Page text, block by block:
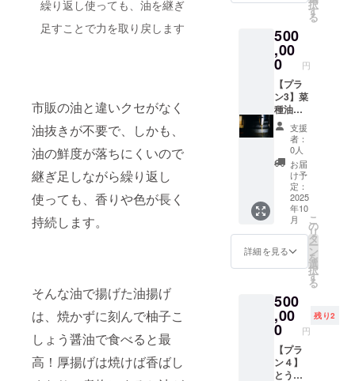
繰り返し使っても、油を継ぎ
足すことで力を取り戻します
市販の油と違いクセがなく
油抜きが不要で、しかも、
油の鮮度が落ちにくいので
継ぎ足しながら繰り返し
使っても、香りや色が長く
持続します。
そんな油で揚げた油揚げ
は、焼かずに刻んで柚子こ
しょう醤油で食べると最
高！厚揚げは焼けば香ばし
方法：
文字の
み、掲
載サイ
ズ 12ポ
イント
（50音
順） ・
支援
時、希
望の方
は備考
欄に掲
載を希
望され
るお名
前とふ
りがな
■プロ
ジェク
ト進捗
レポー
トメー
ルを毎
月送信
本入（
国産大
豆、天
然にが
り、菜
種油）
・「生
揚げ」6
個入り
（ 原材
料:国産
大豆、
天然に
がり、
菜種
油） ・
「もめ
ん豆
腐」1丁
（ 原材
料:国産
天然に
がり）
・「豆
幻郷」1
丁（ 原
材料:国
産青大
は備考
載を希
望され
るお名
前とふ
りがな
をご記
入くだ
さい。
■プロ
ジェク
ト進捗
レポー
トメー
ルを毎
月送信
しま
す。
-----------
--- A.
オープ
ニング
イベン
ト（搾
油見学
と豆腐
料理
付）
※2025
年10月
頃に喜
多方市
内で開
催 B.
油絞り
体験
※2025
年10月
以降に
市内で
開催 C.
見学イ
ベント
（豆腐
料理
付）
便なの
受け取
りの日
程を
メール
で相談
させて
いただ
きま
す。 ※
原材料
及び添
加物等
の食品
表示は
お届け
商品の
ラベル
に表記
されま
す。 商
前には
必ずお
届けの
リター
ンに貼
付され
たラベ
コー
万円
コー
ス、50
万円
コー
ス、100
万円
コース
とで同
じリ
ターン
内容に
なりま
す ■記
念ラベ
ルの菜
種油２
合瓶
（330g)
10本 ■
気持ち
を込め
て、お
礼の
メッ
セージ
をお送
郷」。5
らは、
それに
加えて
「青寄
せ豆
腐」、
「白寄
せ豆
腐」、
「まる
でプリ
ン」、
「豆腐
の味噌
け」、
「五島
の自然
海塩
100g」
は、ク
ラウド
ファン
ディン
グ終了
後から
2024年
トや体
の「招
待
券」、
クラウ
ドファ
ンディ
ング記
念ラベ
ルの菜
種油２
合瓶２
本を送
りま
す。招
待券は
下記
A~Cの
いずれ
か1回で
お使い
けま
す。招
待券は
菜種油
ととも
に発送
しま
択
す
る
500
,00
0 円
【プラ
ン3】菜
種油２
合瓶
（330g)
50万
円コー
ス 出来
上がっ
た菜種
油を２
合瓶に
詰め、
発送し
ます。
クラウ
ンディ
ング記
念ラベ
ル。発
送は、
搾油施
設稼働
支援
者：
0人
お届
け予
定：
2025
年10
月
詳細を見る
こ
の
リ
タ
ー
ン
を
選
択
す
る
500
,00
0 円
残り2
【プラ
ン４】
とうふ